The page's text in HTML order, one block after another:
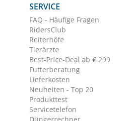
SERVICE
FAQ - Häufige Fragen
RidersClub
Reiterhöfe
Tierärzte
Best-Price-Deal ab € 299
Futterberatung
Lieferkosten
Neuheiten - Top 20
Produkttest
Servicetelefon